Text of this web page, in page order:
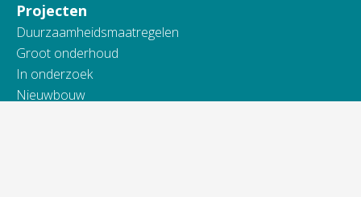
Projecten
Duurzaamheidsmaatregelen
Groot onderhoud
In onderzoek
Nieuwbouw